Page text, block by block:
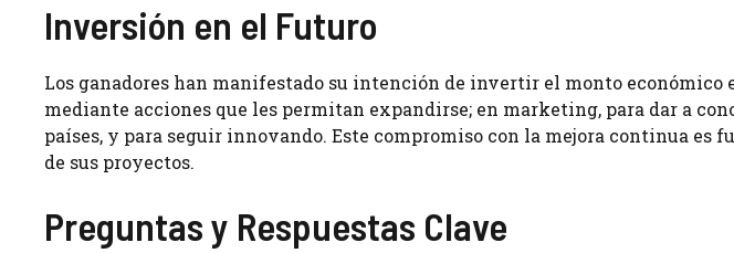
Inversión en el Futuro
Los ganadores han manifestado su intención de invertir el monto económico
mediante acciones que les permitan expandirse; en marketing, para dar a
países, y para seguir innovando. Este compromiso con la mejora continua es
de sus proyectos.
Preguntas y Respuestas Clave